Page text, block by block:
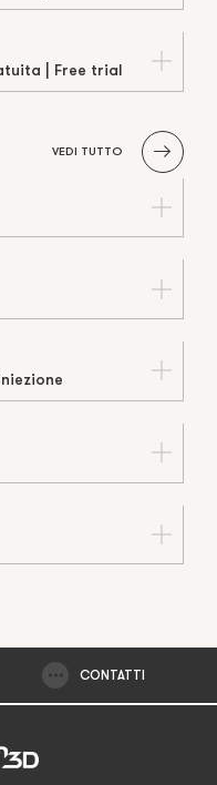
| Free trial
VEDI TUTTO
CONTATTI